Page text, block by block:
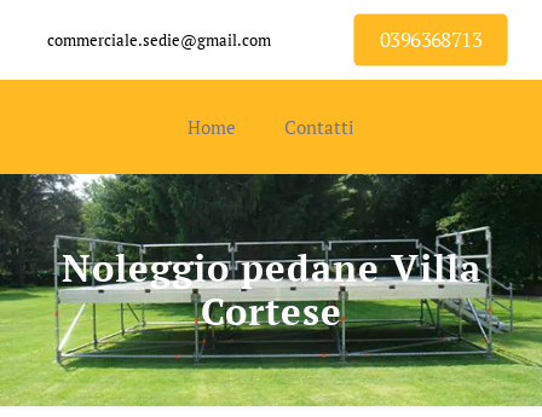
commerciale.sedie@gmail.com 0396368713
Home Contatti
Noleggio pedane Villa
Cortese